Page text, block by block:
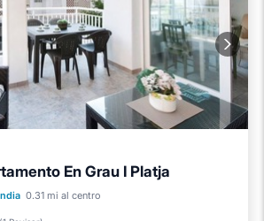
En Grau I Platja
0.31 mi al centro
mar Vista al mar